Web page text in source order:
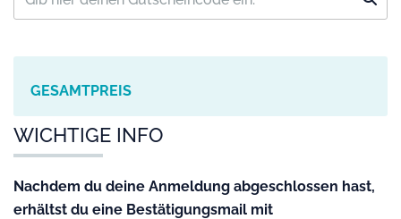
GESAMTPREIS
WICHTIGE INFO
Nachdem du deine Anmeldung abgeschlossen hast,
erhältst du eine Bestätigungsmail mit